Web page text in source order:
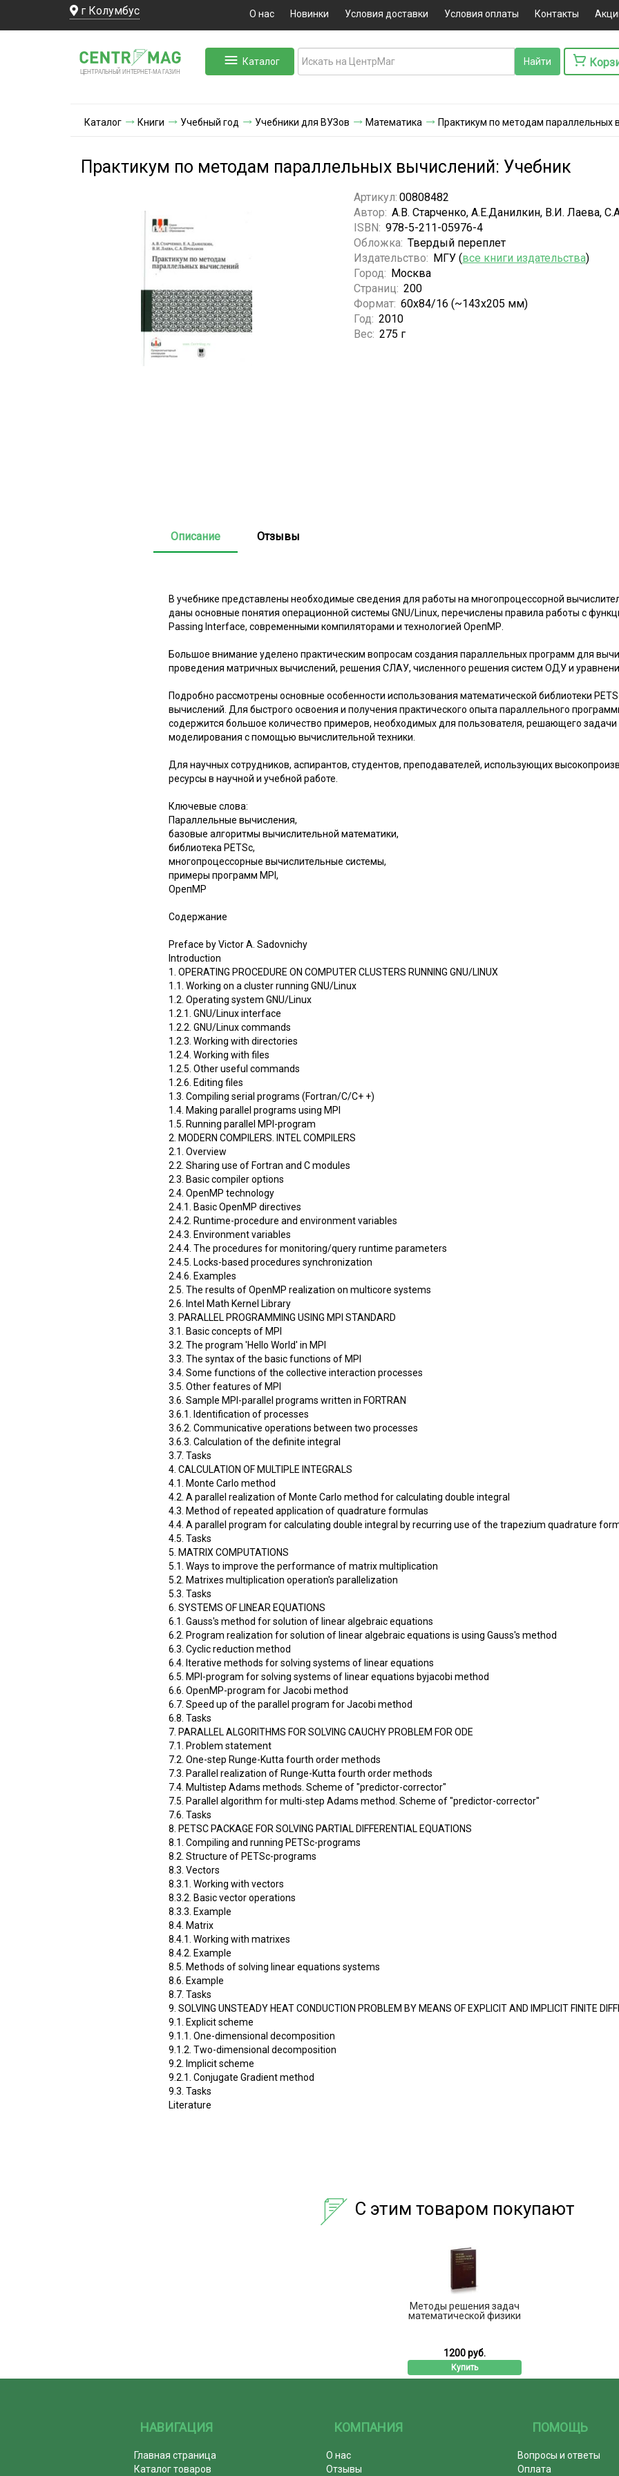
г Колумбус О нас Новинки Условия доставки Условия оплаты Контакты
ЦЕНТРАЛЬНЫЙ ИНТЕРНЕТ-МА ГАЗИН
Каталог
Каталог Книги Учебный год Учебники для ВУЗов Математика Практикум по методам параллельных
Практикум по методам параллельных вычислений: Учебник
Артикул: 00808482
Автор: А.В. Старченко, А.Е.Данилкин, В.И. Лаева,
ISBN: 978-5-211-05976-4
Обложка: Твердый переплет
Издательство: МГУ (все книги издательства)
Город: Москва
Страниц: 200
Формат: 60x84/16 (~143х205 мм)
Год: 2010
Вес: 275 г
Описание Отзывы
В учебнике представлены необходимые сведения для работы на многопроцессорной
даны основные понятия операционной системы GNU/Linux, перечислены правила работы с
Passing Interface, современными компиляторами и технологией ОрепМР.
Большое внимание уделено практическим вопросам создания параллельных программ для
проведения матричных вычислений, решения СЛАУ, численного решения систем ОДУ и
Подробно рассмотрены основные особенности использования математической библиотеки
вычислений. Для быстрого освоения и получения практического опыта параллельного
содержится большое количество примеров, необходимых для пользователя, решающего задачи
моделирования с помощью вычислительной техники.
Для научных сотрудников, аспирантов, студентов, преподавателей, использующих
ресурсы в научной и учебной работе.
Ключевые слова:
Параллельные вычисления,
базовые алгоритмы вычислительной математики,
библиотека PETSc,
многопроцессорные вычислительные системы,
примеры программ MPI,
ОрепМР
Содержание
Preface by Victor A. Sadovnichy
Introduction
1. OPERATING PROCEDURE ON COMPUTER CLUSTERS RUNNING GNU/LINUX
1.1. Working on a cluster running GNU/Linux
1.2. Operating system GNU/Linux
1.2.1. GNU/Linux interface
1.2.2. GNU/Linux commands
1.2.3. Working with directories
1.2.4. Working with files
1.2.5. Other useful commands
1.2.6. Editing files
1.3. Compiling serial programs (Fortran/C/C+ +)
1.4. Making parallel programs using MPI
1.5. Running parallel MPI-program
2. MODERN COMPILERS. INTEL COMPILERS
2.1. Overview
2.2. Sharing use of Fortran and С modules
2.3. Basic compiler options
2.4. OpenMP technology
2.4.1. Basic OpenMP directives
2.4.2. Runtime-procedure and environment variables
2.4.3. Environment variables
2.4.4. The procedures for monitoring/query runtime parameters
2.4.5. Locks-based procedures synchronization
2.4.6. Examples
2.5. The results of OpenMP realization on multicore systems
2.6. Intel Math Kernel Library
3. PARALLEL PROGRAMMING USING MPI STANDARD
3.1. Basic concepts of MPI
3.2. The program 'Hello World' in MPI
3.3. The syntax of the basic functions of MPI
3.4. Some functions of the collective interaction processes
3.5. Other features of MPI
3.6. Sample MPI-parallel programs written in FORTRAN
3.6.1. Identification of processes
3.6.2. Communicative operations between two processes
3.6.3. Calculation of the definite integral
3.7. Tasks
4. CALCULATION OF MULTIPLE INTEGRALS
4.1. Monte Carlo method
4.2. A parallel realization of Monte Carlo method for calculating double integral
4.3. Method of repeated application of quadrature formulas
4.4. A parallel program for calculating double integral by recurring use of the trapezium quadrature
4.5. Tasks
5. MATRIX COMPUTATIONS
5.1. Ways to improve the performance of matrix multiplication
5.2. Matrixes multiplication operation's parallelization
5.3. Tasks
6. SYSTEMS OF LINEAR EQUATIONS
6.1. Gauss's method for solution of linear algebraic equations
6.2. Program realization for solution of linear algebraic equations is using Gauss's method
6.3. Cyclic reduction method
6.4. Iterative methods for solving systems of linear equations
6.5. MPI-program for solving systems of linear equations byjacobi method
6.6. OpenMP-program for Jacobi method
6.7. Speed up of the parallel program for Jacobi method
6.8. Tasks
7. PARALLEL ALGORITHMS FOR SOLVING CAUCHY PROBLEM FOR ODE
7.1. Problem statement
7.2. One-step Runge-Kutta fourth order methods
7.3. Parallel realization of Runge-Kutta fourth order methods
7.4. Multistep Adams methods. Scheme of "predictor-corrector"
7.5. Parallel algorithm for multi-step Adams method. Scheme of "predictor-corrector"
7.6. Tasks
8. PETSC PACKAGE FOR SOLVING PARTIAL DIFFERENTIAL EQUATIONS
8.1. Compiling and running PETSc-programs
8.2. Structure of PETSc-programs
8.3. Vectors
8.3.1. Working with vectors
8.3.2. Basic vector operations
8.3.3. Example
8.4. Matrix
8.4.1. Working with matrixes
8.4.2. Example
8.5. Methods of solving linear equations systems
8.6. Example
8.7. Tasks
9. SOLVING UNSTEADY HEAT CONDUCTION PROBLEM BY MEANS OF EXPLICIT AND IMPLICIT FINITE
9.1. Explicit scheme
9.1.1. One-dimensional decomposition
9.1.2. Two-dimensional decomposition
9.2. Implicit scheme
9.2.1. Conjugate Gradient method
9.3. Tasks
Literature
С этим товаром покупают
Методы решения задач
математической физики
1200 руб.
Купить
НАВИГАЦИЯ
Главная страница
Каталог товаров
КОМПАНИЯ
О нас
Отзывы
ПОМОЩЬ
Вопросы и ответы
Оплата